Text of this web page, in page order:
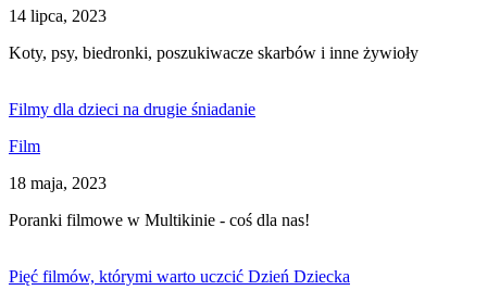
14 lipca, 2023
Koty, psy, biedronki, poszukiwacze skarbów i inne żywioły
Filmy dla dzieci na drugie śniadanie
Film
18 maja, 2023
Poranki filmowe w Multikinie - coś dla nas!
Pięć filmów, którymi warto uczcić Dzień Dziecka